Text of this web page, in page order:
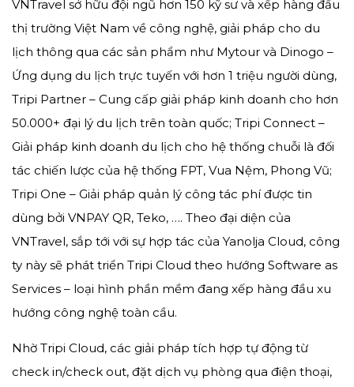
VNTravel sở hữu đội ngũ hơn 150 kỹ sư và xếp hàng đầu
thị trường Việt Nam về công nghệ, giải pháp cho du
lịch thông qua các sản phẩm như Mytour và Dinogo –
Ứng dụng du lịch trực tuyến với hơn 1 triệu người dùng,
Tripi Partner – Cung cấp giải pháp kinh doanh cho hơn
50.000+ đại lý du lịch trên toàn quốc; Tripi Connect –
Giải pháp kinh doanh du lịch cho hệ thống chuỗi là đối
tác chiến lược của hệ thống FPT, Vua Nệm, Phong Vũ;
Tripi One – Giải pháp quản lý công tác phí được tin
dùng bởi VNPAY QR, Teko, …. Theo đại diện của
VNTravel, sắp tới với sự hợp tác của Yanolja Cloud, công
ty này sẽ phát triển Tripi Cloud theo hướng Software as
Services – loại hình phần mềm đang xếp hàng đầu xu
hướng công nghệ toàn cầu.
Nhờ Tripi Cloud, các giải pháp tích hợp tự động từ
check in/check out, đặt dịch vụ phòng qua điện thoại,